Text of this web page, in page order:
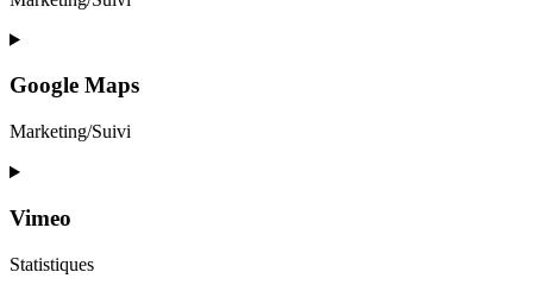
Consent
service
google-
fonts
Google Maps
Marketing/Suivi
Consent
service
maps
Vimeo
Statistiques